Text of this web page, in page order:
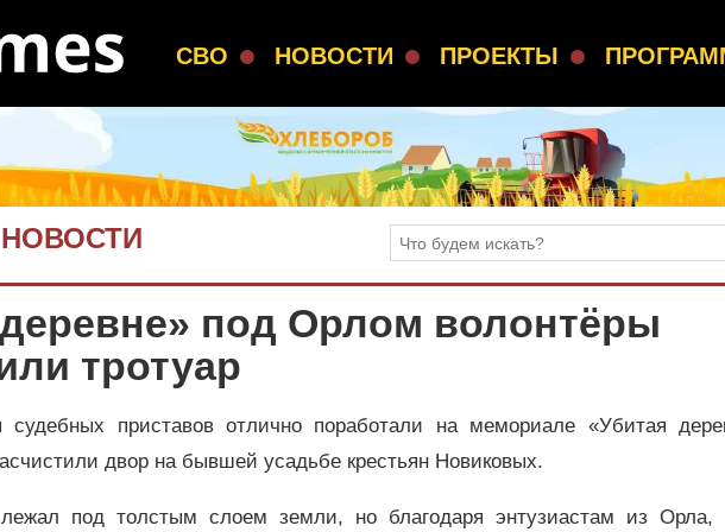
СВО НОВОСТИ ПРОЕКТЫ
под Орлом волонтёры
тротуар
приставов отлично поработали на мемориале «Убитая
двор на бывшей усадьбе крестьян Новиковых.
под толстым слоем земли, но благодаря энтузиастам из Орла,